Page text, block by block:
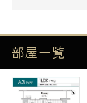
部屋一覧